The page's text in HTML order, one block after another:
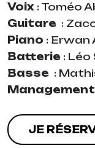
Voix : Toméo
Guitare :
Piano :
Batterie : Léo
Basse :
Management
JE